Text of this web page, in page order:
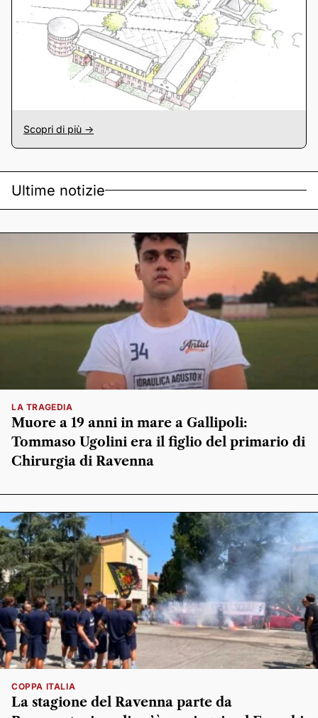
Scopri di più ->
Ultime notizie
LA TRAGEDIA
Muore a 19 anni in mare a Gallipoli:
Tommaso Ugolini era il figlio del primario di
Chirurgia di Ravenna
COPPA ITALIA
La stagione del Ravenna parte da